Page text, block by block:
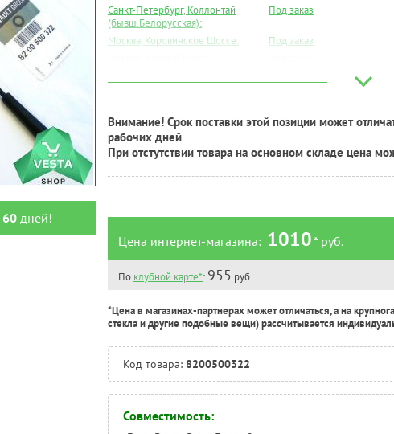
60дней!
Санкт-Петербург, Коллонтай
(бывш.Белорусская):
Под заказ
Москва, Коровинское Шоссе:
Под заказ
Самара:
Под заказ
Тверь:
Внимание! Срок поставки этой позиции может
рабочих дней
При отстутствии товара на основном складе цена
Цена интернет-магазина: 1010* руб.
По клубной карте*: 955 руб.
*Цена в магазинах-партнерах может отличаться, а на
стекла и другие подобные вещи) рассчитывается
Код товара: 8200500322
Совместимость: